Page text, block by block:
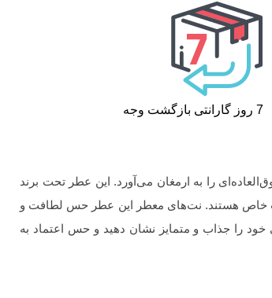
7 روز گارانتی بازگشت وجه
را به ارمغان می‌آورد. این عطر تحت برند
خاص هستند. نت‌های معطر این عطر حس لطافت و
خود را جذاب و متمایز نشان دهید و حس اعتماد به